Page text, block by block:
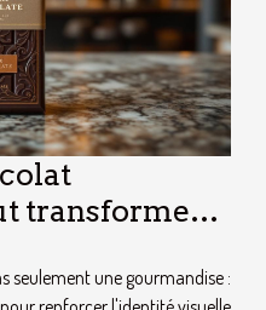
transformer
seulement une gourmandise :